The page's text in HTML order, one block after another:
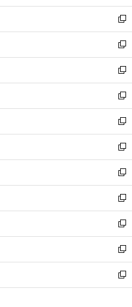
開
く
新
し
い
ウ
ィ
ン
ド
ウ
で
開
く
新
し
い
ウ
ィ
ン
ド
ウ
で
開
く
新
し
い
ウ
ィ
ン
ド
ウ
で
開
く
新
し
い
ウ
ィ
ン
ド
ウ
で
開
く
新
し
い
ウ
ィ
ン
ド
ウ
で
開
く
新
し
い
ウ
ィ
ン
ド
ウ
で
開
く
新
し
い
ウ
ィ
ン
ド
ウ
で
開
新
し
い
ウ
ィ
ン
ド
ウ
新
し
い
ウ
ィ
ン
新
し
い
ウ
新
し